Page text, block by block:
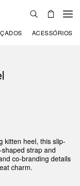
ACESSÓRIOS
kitten heel, this slip-
strap and
co-branding details
charm.